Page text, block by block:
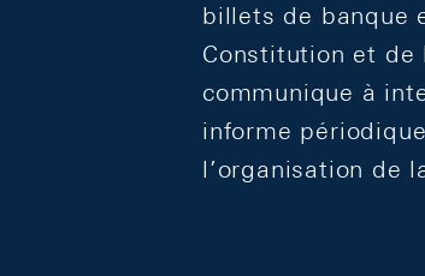
billets de banque
Constitution et de
communique à
informe
l’organisation de